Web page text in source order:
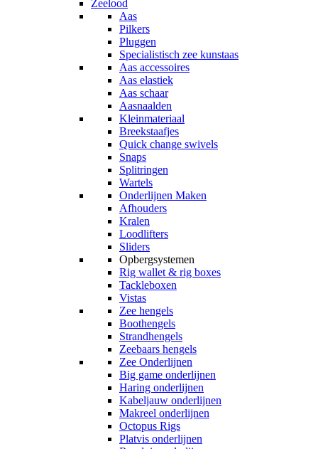
Zeelood
Aas
Pilkers
Pluggen
Specialistisch zee kunstaas
Aas accessoires
Aas elastiek
Aas schaar
Aasnaalden
Kleinmateriaal
Breekstaafjes
Quick change swivels
Snaps
Splitringen
Wartels
Onderlijnen Maken
Afhouders
Kralen
Loodlifters
Sliders
Opbergsystemen
Rig wallet & rig boxes
Tackleboxen
Vistas
Zee hengels
Boothengels
Strandhengels
Zeebaars hengels
Zee Onderlijnen
Big game onderlijnen
Haring onderlijnen
Kabeljauw onderlijnen
Makreel onderlijnen
Octopus Rigs
Platvis onderlijnen